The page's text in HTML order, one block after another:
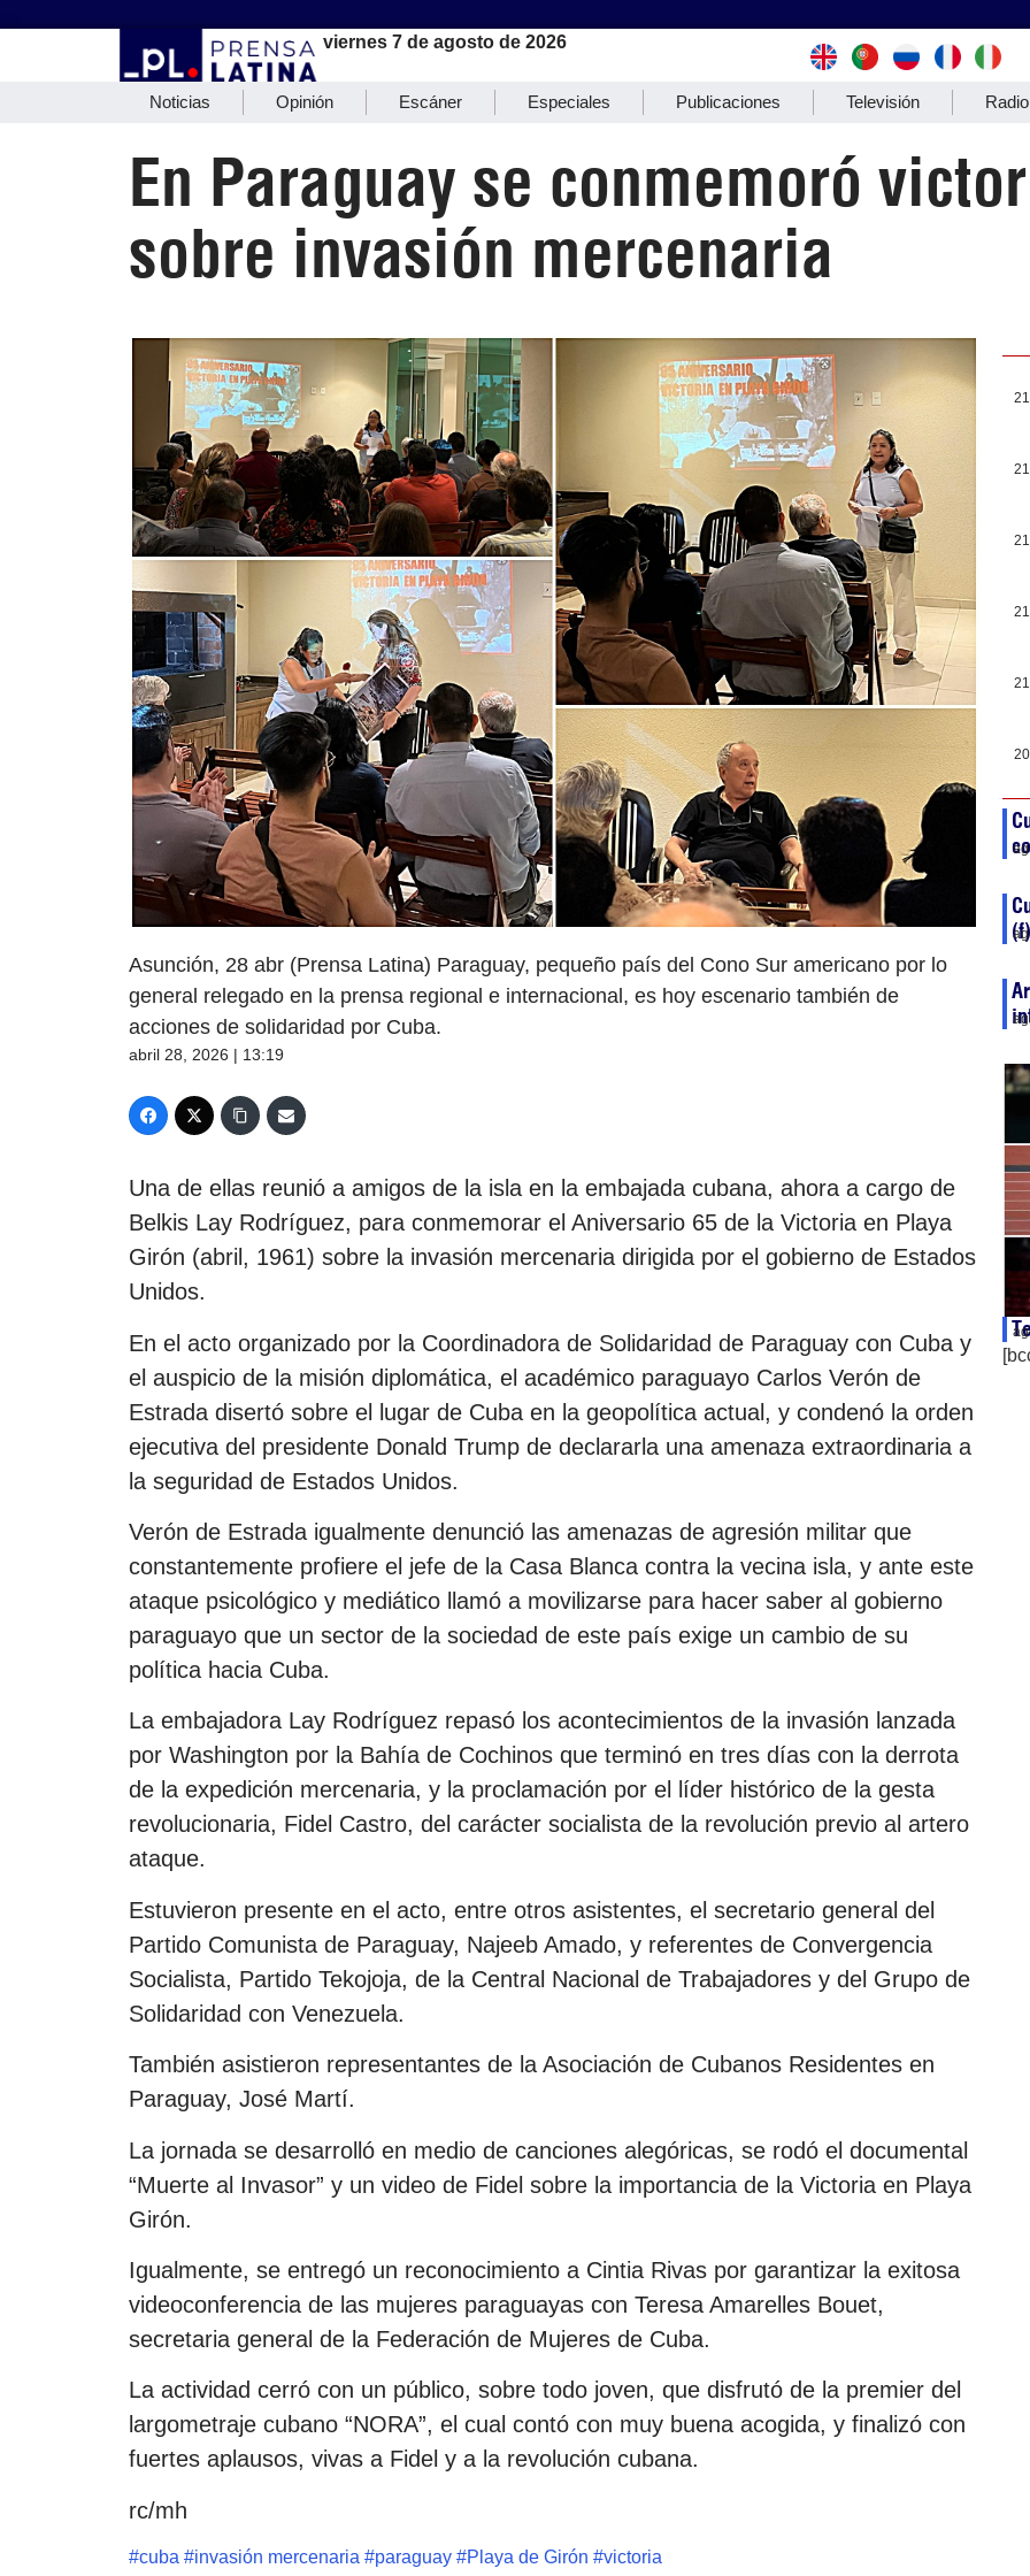
viernes 7 de agosto de 2026
Noticias Opinión Escáner Especiales Publicaciones Televisión Radio
En Paraguay se conmemoró
sobre invasión mercenaria
Asunción, 28 abr (Prensa Latina) Paraguay, pequeño país del Cono Sur americano por lo
general relegado en la prensa regional e internacional, es hoy escenario también de
acciones de solidaridad por Cuba.
abril 28, 2026 | 13:19
Una de ellas reunió a amigos de la isla en la embajada cubana, ahora a cargo de
Belkis Lay Rodríguez, para conmemorar el Aniversario 65 de la Victoria en Playa
Girón (abril, 1961) sobre la invasión mercenaria dirigida por el gobierno de Estados
Unidos.
En el acto organizado por la Coordinadora de Solidaridad de Paraguay con Cuba y
el auspicio de la misión diplomática, el académico paraguayo Carlos Verón de
Estrada disertó sobre el lugar de Cuba en la geopolítica actual, y condenó la orden
ejecutiva del presidente Donald Trump de declararla una amenaza extraordinaria a
la seguridad de Estados Unidos.
Verón de Estrada igualmente denunció las amenazas de agresión militar que
constantemente profiere el jefe de la Casa Blanca contra la vecina isla, y ante este
ataque psicológico y mediático llamó a movilizarse para hacer saber al gobierno
paraguayo que un sector de la sociedad de este país exige un cambio de su
política hacia Cuba.
La embajadora Lay Rodríguez repasó los acontecimientos de la invasión lanzada
por Washington por la Bahía de Cochinos que terminó en tres días con la derrota
de la expedición mercenaria, y la proclamación por el líder histórico de la gesta
revolucionaria, Fidel Castro, del carácter socialista de la revolución previo al artero
ataque.
Estuvieron presente en el acto, entre otros asistentes, el secretario general del
Partido Comunista de Paraguay, Najeeb Amado, y referentes de Convergencia
Socialista, Partido Tekojoja, de la Central Nacional de Trabajadores y del Grupo de
Solidaridad con Venezuela.
También asistieron representantes de la Asociación de Cubanos Residentes en
Paraguay, José Martí.
La jornada se desarrolló en medio de canciones alegóricas, se rodó el documental
“Muerte al Invasor” y un video de Fidel sobre la importancia de la Victoria en Playa
Girón.
Igualmente, se entregó un reconocimiento a Cintia Rivas por garantizar la exitosa
videoconferencia de las mujeres paraguayas con Teresa Amarelles Bouet,
secretaria general de la Federación de Mujeres de Cuba.
La actividad cerró con un público, sobre todo joven, que disfrutó de la premier del
largometraje cubano “NORA”, el cual contó con muy buena acogida, y finalizó con
fuertes aplausos, vivas a Fidel y a la revolución cubana.
rc/mh
#cuba #invasión mercenaria #paraguay #Playa de Girón #victoria